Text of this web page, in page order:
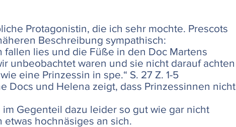
Protagonistin, die ich sehr mochte. Prescots
Beschreibung sympathisch:
fallen lies und die Füße in den Doc Martens
unbeobachtet waren und sie nicht darauf achten
eine Prinzessin in spe.“ S. 27 Z. 1-5
Docs und Helena zeigt, dass Prinzessinnen nicht
Gegenteil dazu leider so gut wie gar nicht
hochnäsiges an sich.